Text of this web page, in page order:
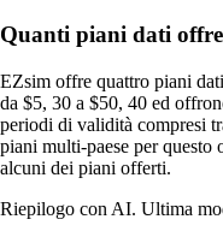
Quanti piani dati
EZsim offre quattro piani
da $5, 30 a $50, 40 ed
periodi di validità compresi
piani multi‑paese per questo
alcuni dei piani offerti.
Riepilogo con AI. Ultima